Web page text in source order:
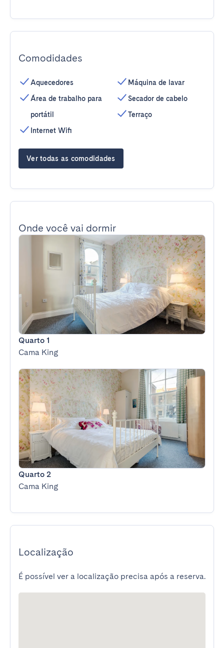
Comodidades
Aquecedores
Área de trabalho para
portátil
Internet Wifi
Máquina de lavar
Secador de cabelo
Terraço
Ver todas as comodidades
Onde você vai dormir
Quarto 1
Cama King
Quarto 2
Cama King
Localização
É possível ver a localização precisa após a reserva.